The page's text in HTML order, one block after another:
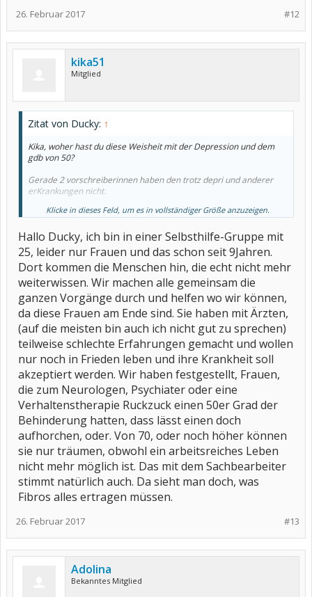
#12
26. Februar 2017
kika51
Mitglied
Zitat von Ducky: ↑
Kika, woher hast du diese Weisheit mit der Depression und dem
gdb von 50?
Gerade 2 vorschreiberinnen haben den trotz depri und anderer
erKrankungen nicht.
Es ist wirklich Sachbearbeiter abhängigantischen.
Psyche habe aber auch dafür nur den gdb von 70 g und b
bekommen.
Alle anderen Mitbewohnern die nen Ausweis haben, haben eine
neue gdb von 100.klar schlimmer geht nur 6 feet under. SieHTML
mein Sachbearbeiter wohl anders
Klicke in dieses Feld, um es in vollständiger Größe anzuzeigen.
Hallo Ducky, ich bin in einer Selbsthilfe-Gruppe mit
25, leider nur Frauen und das schon seit 9Jahren.
Dort kommen die Menschen hin, die echt nicht mehr
weiterwissen. Wir machen alle gemeinsam die
ganzen Vorgänge durch und helfen wo wir können,
da diese Frauen am Ende sind. Sie haben mit Ärzten,
(auf die meisten bin auch ich nicht gut zu sprechen)
teilweise schlechte Erfahrungen gemacht und wollen
nur noch in Frieden leben und ihre Krankheit soll
akzeptiert werden. Wir haben festgestellt, Frauen,
die zum Neurologen, Psychiater oder eine
Verhaltenstherapie Ruckzuck einen 50er Grad der
Behinderung hatten, dass lässt einen doch
aufhorchen, oder. Von 70, oder noch höher können
sie nur träumen, obwohl ein arbeitsreiches Leben
nicht mehr möglich ist. Das mit dem Sachbearbeiter
stimmt natürlich auch. Da sieht man doch, was
Fibros alles ertragen müssen.
#13
26. Februar 2017
Adolina
Bekanntes Mitglied